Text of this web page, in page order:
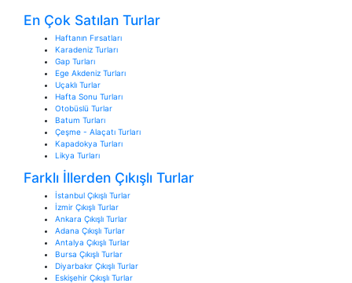
En Çok Satılan Turlar
Haftanın Fırsatları
Karadeniz Turları
Gap Turları
Ege Akdeniz Turları
Uçaklı Turlar
Hafta Sonu Turları
Otobüslü Turlar
Batum Turları
Çeşme - Alaçatı Turları
Kapadokya Turları
Likya Turları
Farklı İllerden Çıkışlı Turlar
İstanbul Çıkışlı Turlar
İzmir Çıkışlı Turlar
Ankara Çıkışlı Turlar
Adana Çıkışlı Turlar
Antalya Çıkışlı Turlar
Bursa Çıkışlı Turlar
Diyarbakır Çıkışlı Turlar
Eskişehir Çıkışlı Turlar